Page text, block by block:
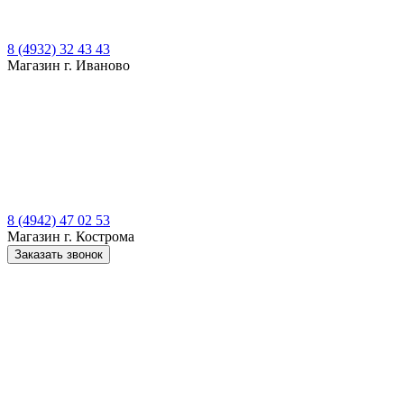
8 (4932) 32 43 43
Магазин г. Иваново
8 (4942) 47 02 53
Магазин г. Кострома
Заказать звонок